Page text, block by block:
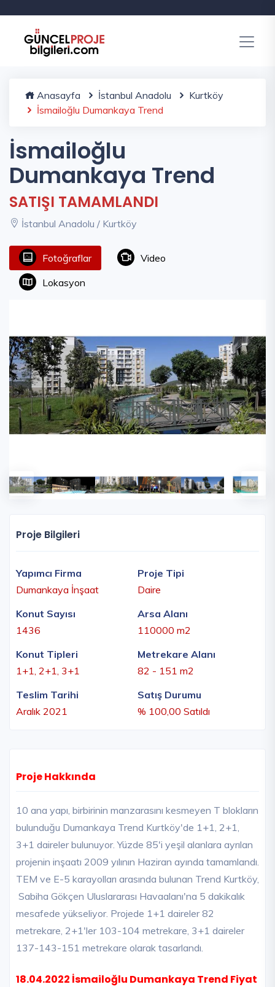
Anasayfa İstanbul Anadolu
Kurtköy
İsmailoğlu Dumankaya Trend
İsmailoğlu
Dumankaya Trend
SATIŞI TAMAMLANDI
İstanbul Anadolu / Kurtköy
Fotoğraflar
Video
Lokasyon
Proje Bilgileri
Yapımcı Firma
Dumankaya İnşaat
Proje Tipi
Daire
Konut Sayısı
1436
Arsa Alanı
110000 m2
Konut Tipleri
1+1, 2+1, 3+1
Metrekare Alanı
82 - 151 m2
Teslim Tarihi
Aralık 2021
Satış Durumu
% 100,00 Satıldı
Proje Hakkında
10 ana yapı, birbirinin manzarasını kesmeyen T blokların
bulunduğu Dumankaya Trend Kurtköy'de 1+1, 2+1,
3+1 daireler bulunuyor. Yüzde 85'i yeşil alanlara ayrılan
projenin inşaatı 2009 yılının Haziran ayında tamamlandı.
TEM ve E-5 karayolları arasında bulunan Trend Kurtköy,
Sabiha Gökçen Uluslararası Havaalanı'na 5 dakikalık
mesafede yükseliyor. Projede 1+1 daireler 82
metrekare, 2+1'ler 103-104 metrekare, 3+1 daireler
137-143-151 metrekare olarak tasarlandı.
18.04.2022 İsmailoğlu Dumankaya Trend Fiyat